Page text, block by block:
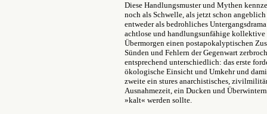
Diese Handlungsmuster und Mythen
noch als Schwelle, als jetzt schon
entweder als bedrohliches
achtlose und handlungsunfähige
Übermorgen einen postapokalyptischen
Sünden und Fehlern der Gegenwart
entsprechend unterschiedlich: das erste
ökologische Einsicht und Umkehr und
zweite ein stures anarchistisches,
Ausnahmezeit, ein Ducken und
»kalt« werden sollte.